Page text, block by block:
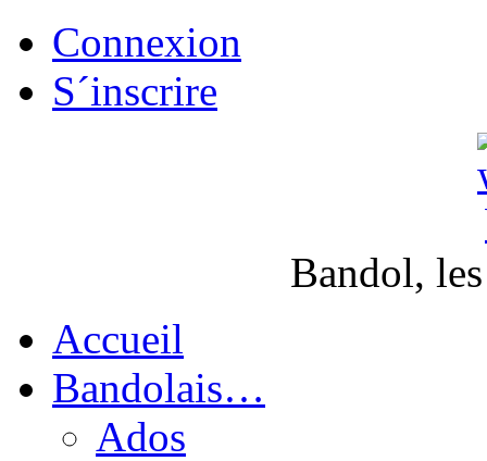
Connexion
S´inscrire
Bandol,
Accueil
Bandolais…
Ados